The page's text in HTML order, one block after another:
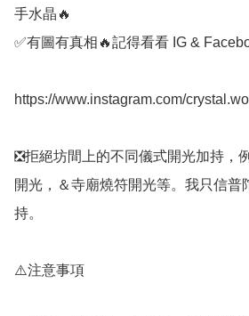
手水晶🔥
✅️有圖有真相🔥記得看看 IG &
https://www.instagram.com/
❎️拒絕坊間上的不同儀式開光加持，
開光，＆寺廟燒符開光等。我只信普
持。
⚠️注意事項